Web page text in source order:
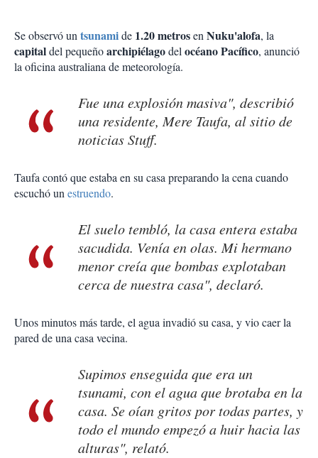
Se observó untsunamide 1.20 metrosenNuku'alofa, la
capitaldel pequeñoarchipiélagodelocéano Pacífico, anunció
la oficina australiana de meteorología.
Fue una explosión masiva", describió
una residente, Mere Taufa, al sitio de
noticias Stuff.
Taufa contó que estaba en su casa preparando la cena cuando
escuchó unestruendo.
El suelo tembló, la casa entera estaba
sacudida. Venía en olas. Mi hermano
menor creía que bombas explotaban
cerca de nuestra casa", declaró.
Unos minutos más tarde, el agua invadió su casa, y vio caer la
pared de una casa vecina.
Supimos enseguida que era un
tsunami, con el agua que brotaba en la
casa. Se oían gritos por todas partes, y
todo el mundo empezó a huir hacia las
alturas", relató.